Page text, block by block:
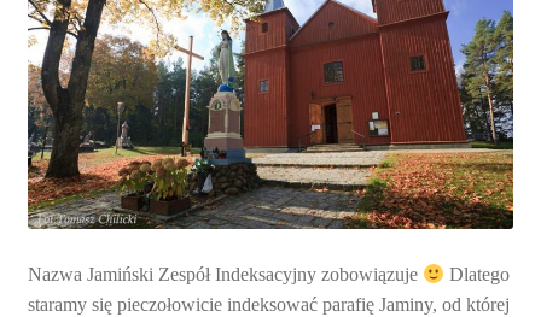
Nazwa Jamiński Zespół Indeksacyjny zobowiązuje
Dlatego
staramy się pieczołowicie indeksować parafię Jaminy, od której